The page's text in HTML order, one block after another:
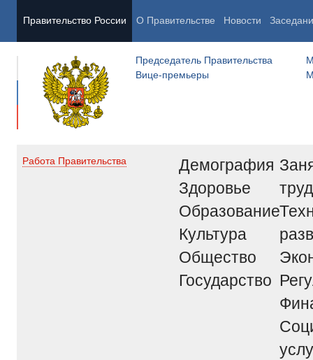
Правительство России О Правительстве Новости
Председатель Правительства
Вице-премьеры
Работа Правительства
Демография
Здоровье
Образование
Культура
Общество
Государство
труд